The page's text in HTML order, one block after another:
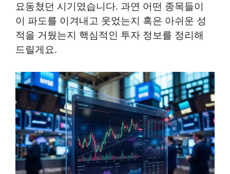
요동쳤던 시기였습니다. 과연 어떤 종목들이
이 파도를 이겨내고 웃었는지 혹은 아쉬운 성
적을 거뒀는지 핵심적인 투자 정보를 정리해
드릴게요.